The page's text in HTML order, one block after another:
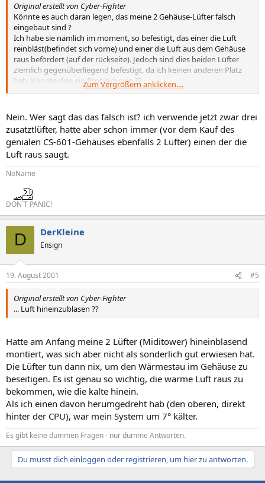
Original erstellt von Cyber-Fighter
Könnte es auch daran legen, das meine 2 Gehäuse-Lüfter falsch
eingebaut sind ?
Ich habe sie nämlich im moment, so befestigt, das einer die Luft
reinbläst(befindet sich vorne) und einer die Luft aus dem Gehäuse
raus befördert (auf der rückseite). Jedoch sind dies beiden Lüfter
ziemlich gegenüberliegend befestigt, da ich keinen anderen Platz
hab. Könnte dies ein Problem sein ??
Wäre es dann besser die beiden Lüfter herzunehmen, Luft
Zum Vergrößern anklicken....
Nein. Wer sagt das das falsch ist? ich verwende jetzt zwar drei
zusatztlüfter, hatte aber schon immer (vor dem Kauf des
genialen CS-601-Gehäuses ebenfalls 2 Lüfter) einen der die
Luft raus saugt.
NoName
DON´T PANIC!
D DerKleine
Ensign
19. August 2001 #5
Original erstellt von Cyber-Fighter
... Luft hineinzublasen ??
Hatte am Anfang meine 2 Lüfter (Miditower) hineinblasend
montiert, was sich aber nicht als sonderlich gut erwiesen hat.
Die Lüfter tun dann nix, um den Wärmestau im Gehäuse zu
beseitigen. Es ist genau so wichtig, die warme Luft raus zu
bekommen, wie die kalte hinein.
Als ich einen davon herumgedreht hab (den oberen, direkt
hinter der CPU), war mein System um 7° kälter.
Es gibt keine dummen Fragen - nur dumme Antworten.
Du musst dich einloggen oder registrieren, um hier zu antworten.